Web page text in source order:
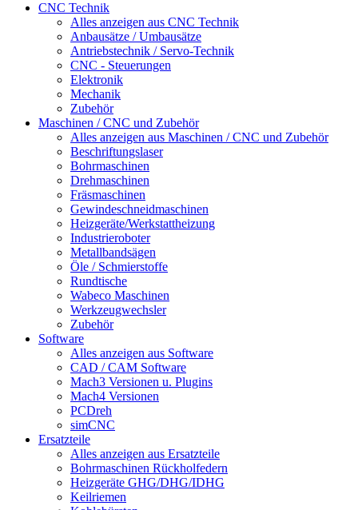
CNC Technik
Alles anzeigen aus CNC Technik
Anbausätze / Umbausätze
Antriebstechnik / Servo-Technik
CNC - Steuerungen
Elektronik
Mechanik
Zubehör
Maschinen / CNC und Zubehör
Alles anzeigen aus Maschinen / CNC und Zubehör
Beschriftungslaser
Bohrmaschinen
Drehmaschinen
Fräsmaschinen
Gewindeschneidmaschinen
Heizgeräte/Werkstattheizung
Industrieroboter
Metallbandsägen
Öle / Schmierstoffe
Rundtische
Wabeco Maschinen
Werkzeugwechsler
Zubehör
Software
Alles anzeigen aus Software
CAD / CAM Software
Mach3 Versionen u. Plugins
Mach4 Versionen
PCDreh
simCNC
Ersatzteile
Alles anzeigen aus Ersatzteile
Bohrmaschinen Rückholfedern
Heizgeräte GHG/DHG/IDHG
Keilriemen